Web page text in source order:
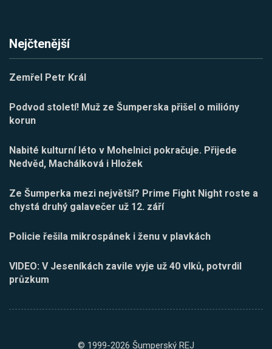
Nejčtenější
Zemřel Petr Král
Podvod století! Muž ze Šumperska přišel o milióny
korun
Nabité kulturní léto v Mohelnici pokračuje. Přijede
Nedvěd, Machálková i Hložek
Ze Šumperka mezi největší? Prime Fight Night roste a
chystá druhý galavečer už 12. září
Policie řešila mikrospánek i ženu v plavkách
VIDEO: V Jeseníkách zavile vyje už 40 vlků, potvrdil
průzkum
© 1999-2026 Šumperský REJ